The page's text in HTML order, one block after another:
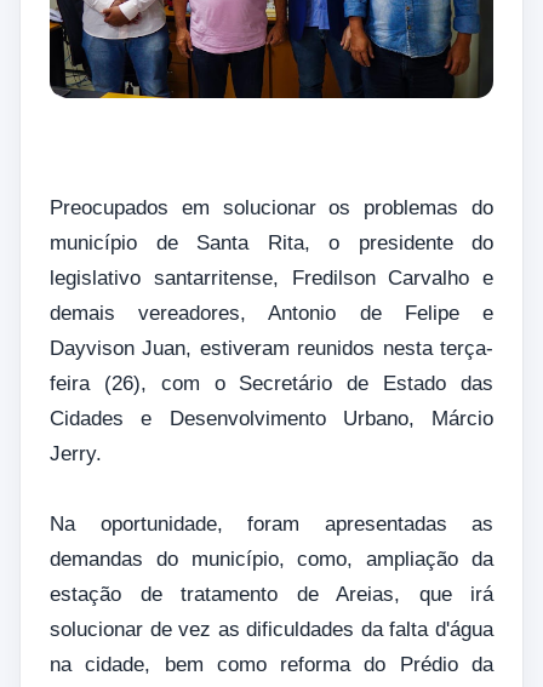
Preocupados em solucionar os problemas do
município de Santa Rita, o presidente do
legislativo santarritense, Fredilson Carvalho e
demais vereadores, Antonio de Felipe e
Dayvison Juan, estiveram reunidos nesta terça-
feira (26), com o Secretário de Estado das
Cidades e Desenvolvimento Urbano, Márcio
Jerry.
Na oportunidade, foram apresentadas as
demandas do município, como, ampliação da
estação de tratamento de Areias, que irá
solucionar de vez as dificuldades da falta d'água
na cidade, bem como reforma do Prédio da